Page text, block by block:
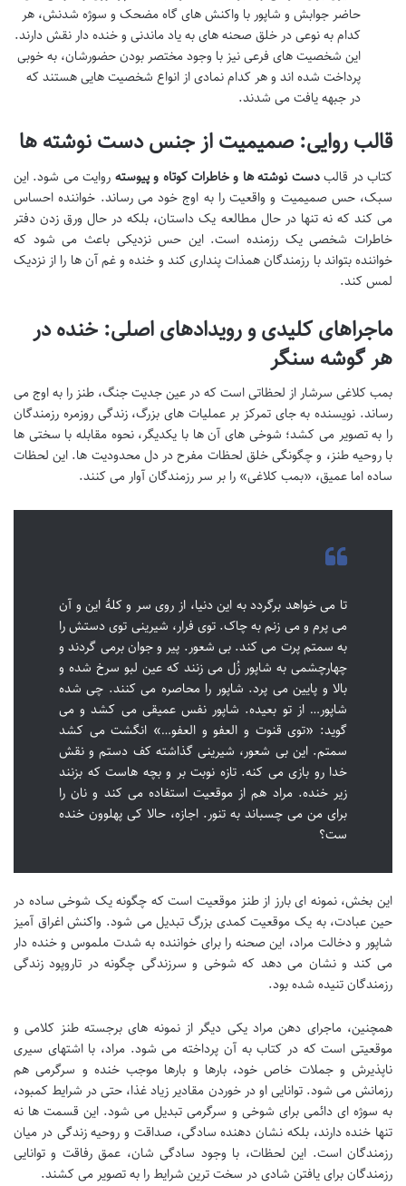
حاضر جوابش و شاپور با واکنش های گاه مضحک و سوژه شدنش، هر
کدام به نوعی در خلق صحنه های به یاد ماندنی و خنده دار نقش دارند.
این شخصیت های فرعی نیز با وجود مختصر بودن حضورشان، به خوبی
پرداخت شده اند و هر کدام نمادی از انواع شخصیت هایی هستند که
در جبهه یافت می شدند.
قالب روایی: صمیمیت از جنس دست نوشته ها
کتاب در قالبدست نوشته ها و خاطرات کوتاه و پیوسته روایت می شود. این
سبک، حس صمیمیت و واقعیت را به اوج خود می رساند. خواننده احساس
می کند که نه تنها در حال مطالعه یک داستان، بلکه در حال ورق زدن دفتر
خاطرات شخصی یک رزمنده است. این حس نزدیکی باعث می شود که
خواننده بتواند با رزمندگان همذات پنداری کند و خنده و غم آن ها را از نزدیک
لمس کند.
ماجراهای کلیدی و رویدادهای اصلی: خنده در
هر گوشه سنگر
بمب کلاغی سرشار از لحظاتی است که در عین جدیت جنگ، طنز را به اوج می
رساند. نویسنده به جای تمرکز بر عملیات های بزرگ، زندگی روزمره رزمندگان
را به تصویر می کشد؛ شوخی های آن ها با یکدیگر، نحوه مقابله با سختی ها
با روحیه طنز، و چگونگی خلق لحظات مفرح در دل محدودیت ها. این لحظات
ساده اما عمیق، «بمب کلاغی» را بر سر رزمندگان آوار می کنند.
تا می خواهد برگردد به این دنیا، از روی سر و کلۀ این و آن
می پرم و می زنم به چاک. توی فرار، شیرینی توی دستش را
به سمتم پرت می کند. بی شعور. پیر و جوان برمی گردند و
چهارچشمی به شاپور زُل می زنند که عین لبو سرخ شده و
بالا و پایین می پرد. شاپور را محاصره می کنند. چی شده
شاپور… از تو بعیده. شاپور نفس عمیقی می کشد و می
گوید: «توی قنوت و العفو و العفو…» انگشت می کشد
سمتم. این بی شعور، شیرینی گذاشته کف دستم و نقش
خدا رو بازی می کنه. تازه نوبت بر و بچه هاست که بزنند
زیر خنده. مراد هم از موقعیت استفاده می کند و نان را
برای من می چسباند به تنور. اجازه، حالا کی پهلوون خنده
ست؟
این بخش، نمونه ای بارز از طنز موقعیت است که چگونه یک شوخی ساده در
حین عبادت، به یک موقعیت کمدی بزرگ تبدیل می شود. واکنش اغراق آمیز
شاپور و دخالت مراد، این صحنه را برای خواننده به شدت ملموس و خنده دار
می کند و نشان می دهد که شوخی و سرزندگی چگونه در تاروپود زندگی
رزمندگان تنیده شده بود.
همچنین، ماجرای دهن مراد یکی دیگر از نمونه های برجسته طنز کلامی و
موقعیتی است که در کتاب به آن پرداخته می شود. مراد، با اشتهای سیری
ناپذیرش و جملات خاص خود، بارها و بارها موجب خنده و سرگرمی هم
رزمانش می شود. توانایی او در خوردن مقادیر زیاد غذا، حتی در شرایط کمبود،
به سوژه ای دائمی برای شوخی و سرگرمی تبدیل می شود. این قسمت ها نه
تنها خنده دارند، بلکه نشان دهنده سادگی، صداقت و روحیه زندگی در میان
رزمندگان است. این لحظات، با وجود سادگی شان، عمق رفاقت و توانایی
رزمندگان برای یافتن شادی در سخت ترین شرایط را به تصویر می کشند.